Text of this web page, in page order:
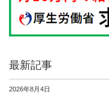
最新記事
2026年8月4日